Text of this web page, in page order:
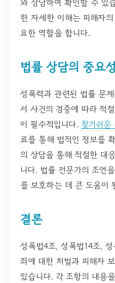
와 상담하여 확인할 수 있
한 자세한 이해는 피해자
요한 역할을 합니다.
법률 상담의 중요성
성폭력과 관련된 법률 문
서 사건의 경중에 따라 적
이 필수적입니다. 찾기쉬운
료를 통해 법적인 정보를
의 상담을 통해 적절한 대
니다. 법률 전문가의 조언
를 보호하는 데 큰 도움이
결론
성폭법4조, 성폭법14조,
죄에 대한 처벌과 피해자
있습니다. 각 조항의 내용